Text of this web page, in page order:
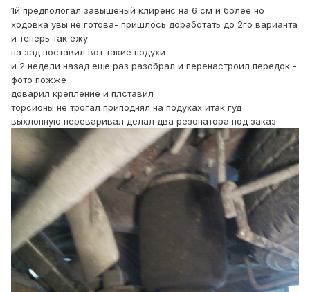
1й предпологал завышеный клиренс на 6 см и более но
ходовка увы не готова- пришлось доработать до 2го варианта
и теперь так ежу
на зад поставил вот такие подухи
и 2 недели назад еще раз разобрал и перенастроил передок -
фото пожже
доварил крепление и плставил
торсионы не трогал приподнял на подухах итак гуд
выхлопную переваривал делал два резонатора под заказ